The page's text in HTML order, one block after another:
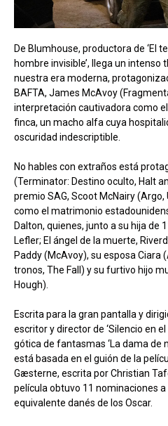
De Blumhouse, productora de ‘El
hombre invisible’, llega un intenso
nuestra era moderna,
BAFTA, James McAvoy
interpretación cautivadora como
finca, un macho alfa cuya
oscuridad indescriptible.
No hables con extraños está
(Terminator: Destino oculto, Halt
premio SAG, Scoot McNairy (Argo,
como el matrimonio
Dalton, quienes, junto a su hija de
Lefler; El ángel de la muerte,
Paddy (McAvoy), su esposa Ciara
tronos, The Fall) y su furtivo hijo
Hough).
Escrita para la gran pantalla y
escritor y director de ‘Silencio en
gótica de fantasmas ‘La dama de
está basada en el guión de la
Gæsterne, escrita por Christian
película obtuvo 11 nominaciones a
equivalente danés de los Oscar.